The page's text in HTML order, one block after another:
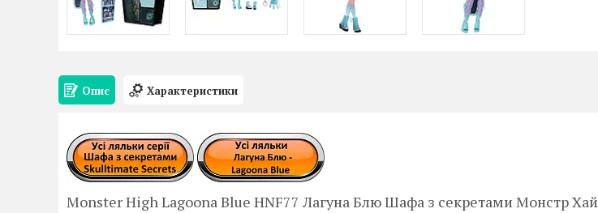
Опис Характеристики
Monster High Lagoona Blue HNF77 Лагуна Блю Шафа з секретами Монстр Хай